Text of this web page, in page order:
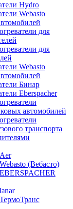
Hydro
Webasto
для
для
Webasto
Бинар
Eberspacher
автомобилей
транспорта
(Вебасто)